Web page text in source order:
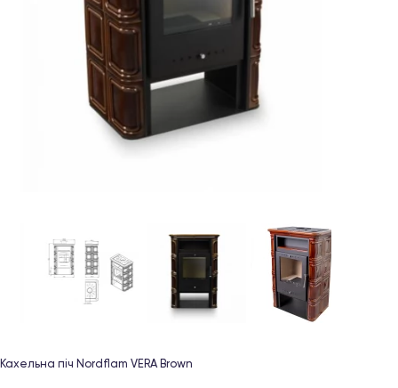
Кахельна піч Nordflam VERA Brown